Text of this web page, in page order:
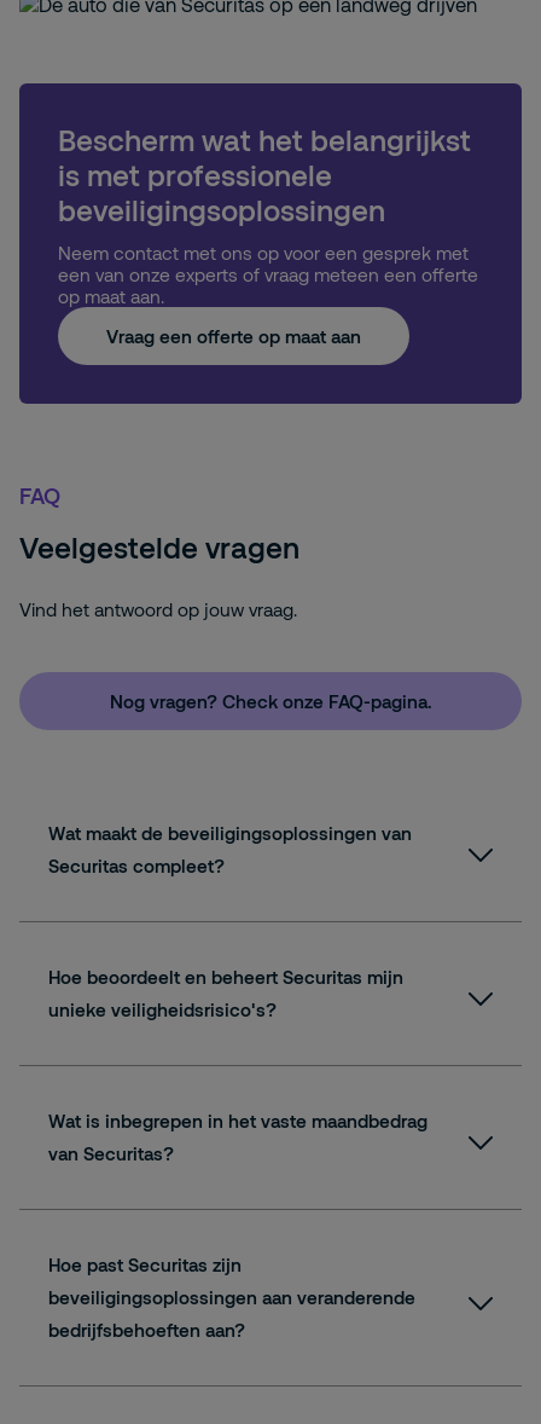
Bescherm wat het belangrijkst
is met professionele
beveiligingsoplossingen
Neem contact met ons op voor een gesprek met
een van onze experts of vraag meteen een offerte
op maat aan.
Vraag een offerte op maat aan
FAQ
Veelgestelde vragen
Vind het antwoord op jouw vraag.
Nog vragen? Check onze FAQ-pagina.
Wat maakt de beveiligingsoplossingen van
Securitas compleet?
Hoe beoordeelt en beheert Securitas mijn
unieke veiligheidsrisico's?
Wat is inbegrepen in het vaste maandbedrag
van Securitas?
Hoe past Securitas zijn
beveiligingsoplossingen aan veranderende
bedrijfsbehoeften aan?